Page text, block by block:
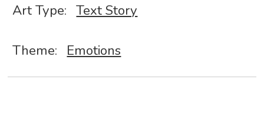
Art Type: Text Story
Theme: Emotions